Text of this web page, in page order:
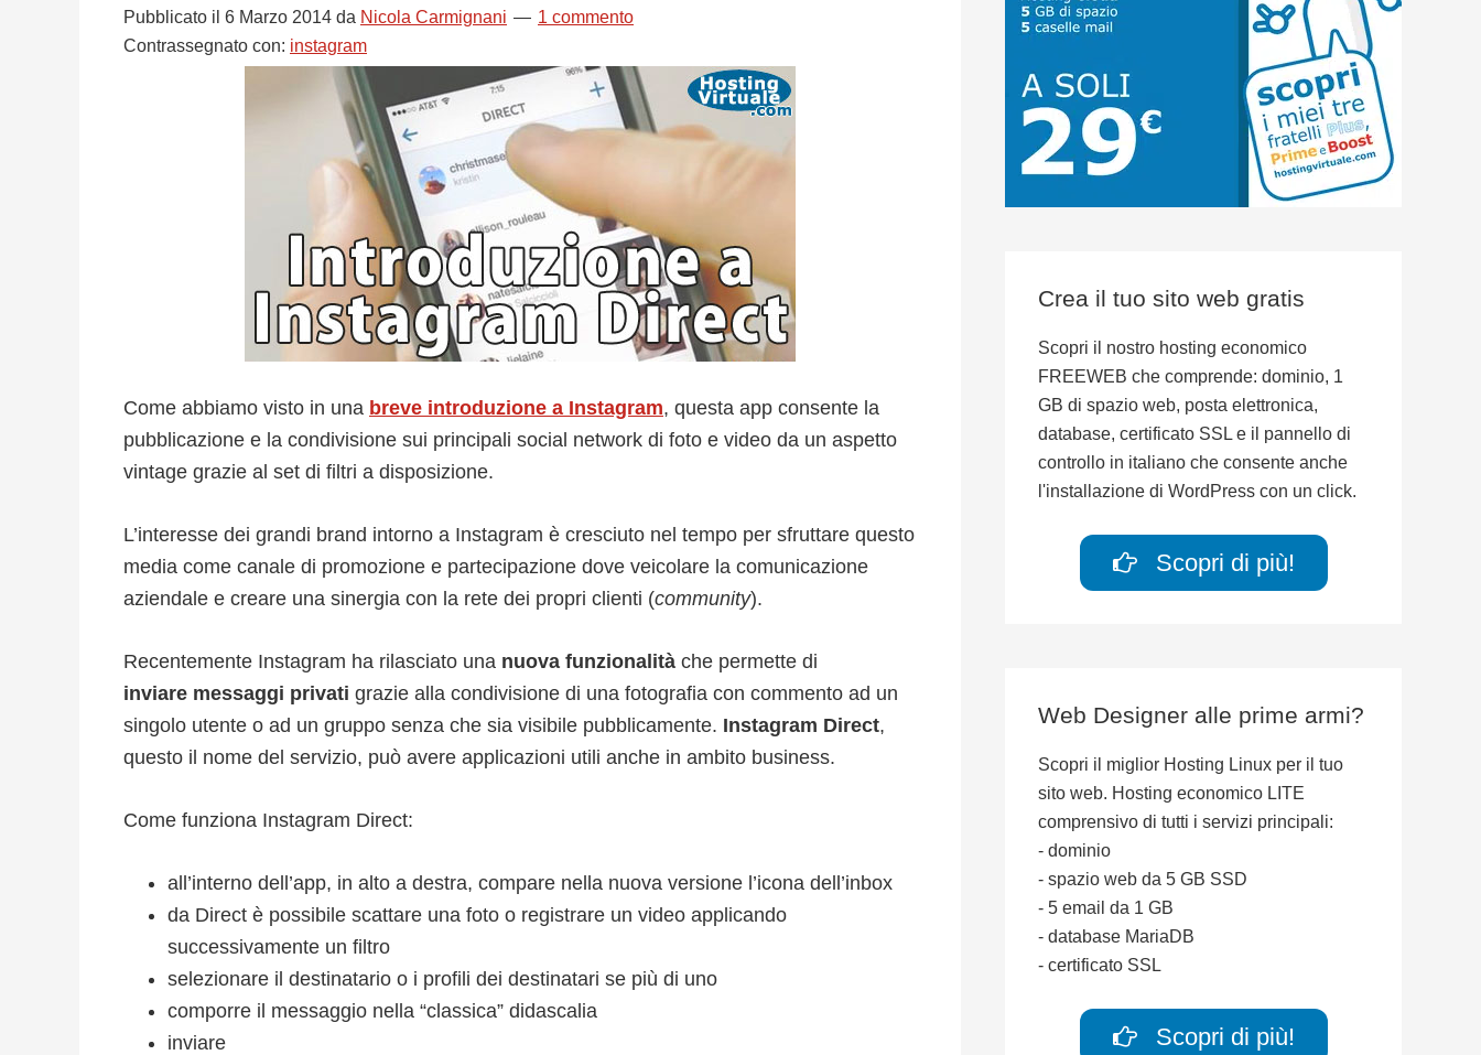
Pubblicato il 6 Marzo 2014 da Nicola Carmignani
1 commento
Contrassegnato con: instagram
Come abbiamo visto in una breve introduzione a Instagram, questa app consente la
pubblicazione e la condivisione sui principali social network di foto e video da un aspetto
vintage grazie al set di filtri a disposizione.
L’interesse dei grandi brand intorno a Instagram è cresciuto nel tempo per sfruttare questo
media come canale di promozione e partecipazione dove veicolare la comunicazione
aziendale e creare una sinergia con la rete dei propri clienti (community).
Recentemente Instagram ha rilasciato una nuova funzionalità che permette di
inviare messaggi privati grazie alla condivisione di una fotografia con commento ad un
singolo utente o ad un gruppo senza che sia visibile pubblicamente. Instagram Direct,
questo il nome del servizio, può avere applicazioni utili anche in ambito business.
Come funziona Instagram Direct:
all’interno dell’app, in alto a destra, compare nella nuova versione l’icona dell’inbox
da Direct è possibile scattare una foto o registrare un video applicando
successivamente un filtro
selezionare il destinatario o i profili dei destinatari se più di uno
comporre il messaggio nella “classica” didascalia
inviare
Crea il tuo sito web gratis
Scopri il nostro hosting economico
FREEWEB che comprende: dominio, 1
GB di spazio web, posta elettronica,
database, certificato SSL e il pannello di
controllo in italiano che consente anche
l'installazione di WordPress con un click.
Scopri di più!
Web Designer alle prime armi?
Scopri il miglior Hosting Linux per il tuo
sito web. Hosting economico LITE
comprensivo di tutti i servizi principali:
- dominio
- spazio web da 5 GB SSD
- 5 email da 1 GB
- database MariaDB
- certificato SSL
Scopri di più!